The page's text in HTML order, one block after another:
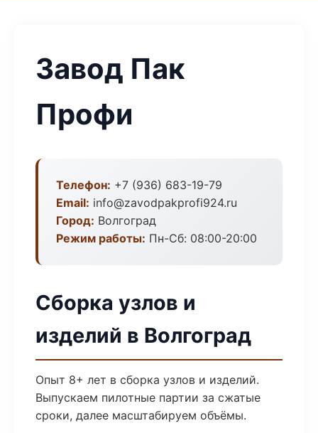
Завод Пак
Профи
Телефон: +7 (936) 683-19-79
Email: info@zavodpakprofi924.ru
Город: Волгоград
Режим работы: Пн-Сб: 08:00-20:00
Сборка узлов и
изделий в Волгоград
Опыт 8+ лет в сборка узлов и изделий.
Выпускаем пилотные партии за сжатые
сроки, далее масштабируем объёмы.